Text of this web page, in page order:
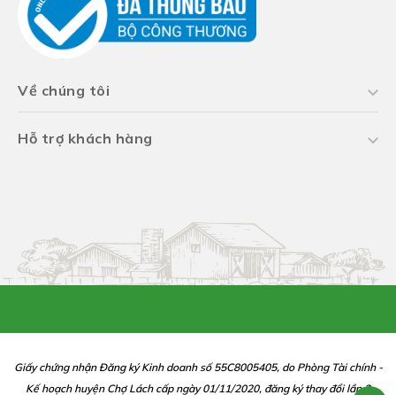
Về chúng tôi
Hỗ trợ khách hàng
Giấy chứng nhận Đăng ký Kinh doanh số 55C8005405, do Phòng Tài chính -
Kế hoạch huyện Chợ Lách cấp ngày 01/11/2020, đăng ký thay đổi lần 2